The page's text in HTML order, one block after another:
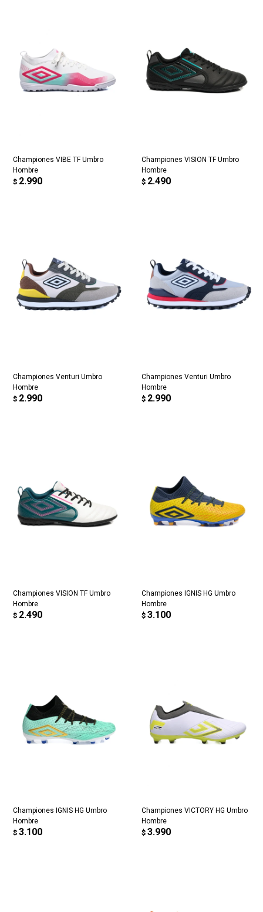
Championes VIBE TF Umbro
Hombre
$ 2.990
Championes VISION TF Umbro
Hombre
$ 2.490
Championes Venturi Umbro
Hombre
$ 2.990
Championes Venturi Umbro
Hombre
$ 2.990
Championes VISION TF Umbro
Hombre
$ 2.490
Championes IGNIS HG Umbro
Hombre
$ 3.100
Championes IGNIS HG Umbro
Hombre
$ 3.100
Championes VICTORY HG Umbro
Hombre
$ 3.990